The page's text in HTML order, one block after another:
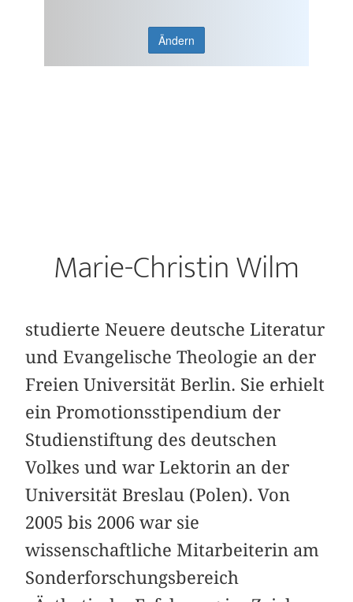
Ändern
Marie-Christin Wilm
studierte Neuere deutsche Literatur
und Evangelische Theologie an der
Freien Universität Berlin. Sie erhielt
ein Promotionsstipendium der
Studienstiftung des deutschen
Volkes und war Lektorin an der
Universität Breslau (Polen). Von
2005 bis 2006 war sie
wissenschaftliche Mitarbeiterin am
Sonderforschungsbereich